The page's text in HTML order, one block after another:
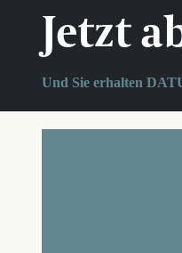
Jetzt
Und Sie erhalten